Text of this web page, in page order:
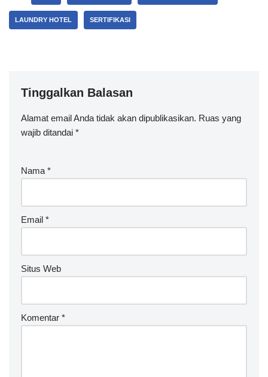
LAUNDRY HOTEL SERTIFIKASI
Tinggalkan Balasan
Alamat email Anda tidak akan dipublikasikan. Ruas yang
wajib ditandai *
Nama *
Email *
Situs Web
Komentar *